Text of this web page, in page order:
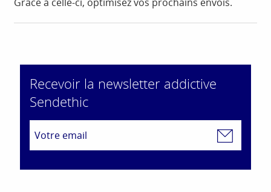
Recevoir la newsletter addictive
Sendethic